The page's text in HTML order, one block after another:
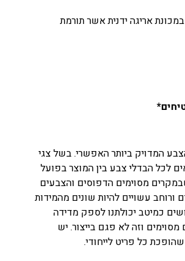
אריגה ידנית אשר תורמת
המדויק ביותר האפשרי. בשל צגי
לכל הבדלי צבע בין המוצר בפועל
מסוימים הדפוסים והצבעים
עשויים להיות שונים מהמידות
של עד כ-5%. אנו עושים כמיטב יכולתנו לספק מדידה
מסוימים וזה לא פגם בייצור. יש
כל פריט לייחודי.